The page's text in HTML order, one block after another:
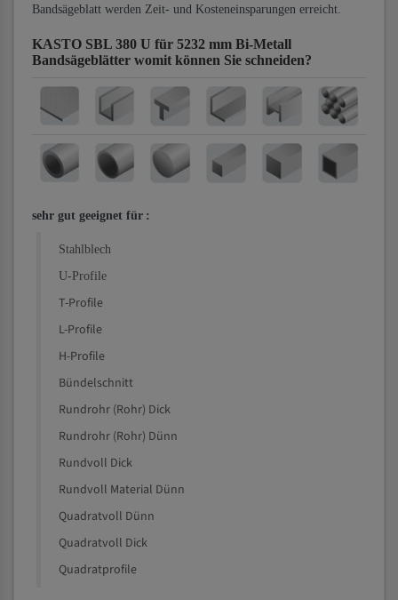
Bandsägeblatt werden Zeit- und Kosteneinsparungen erreicht.
KASTO SBL 380 U für 5232 mm Bi-Metall
Bandsägeblätter womit können Sie schneiden?
sehr gut geeignet für :
Stahlblech
U-Profile
T-Profile
L-Profile
H-Profile
Bündelschnitt
Rundrohr (Rohr) Dick
Rundrohr (Rohr) Dünn
Rundvoll Dick
Rundvoll Material Dünn
Quadratvoll Dünn
Quadratvoll Dick
Quadratprofile